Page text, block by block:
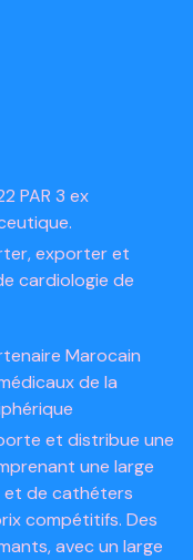
PAR 3 ex
exporter et
cardiologie de
Marocain
de la
et distribue une
une large
et de cathéters
compétitifs. Des
avec un large